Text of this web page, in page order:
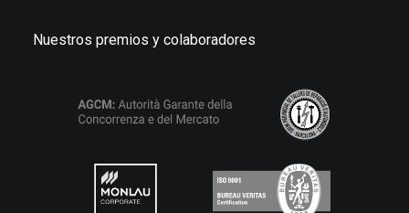
Nuestros premios y colaboradores